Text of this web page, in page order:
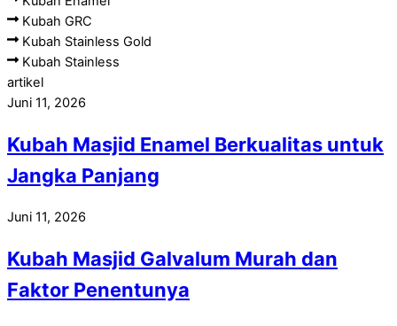
Kubah GRC
Kubah Stainless Gold
Kubah Stainless
artikel
Juni 11, 2026
Kubah Masjid Enamel Berkualitas untuk
Jangka Panjang
Juni 11, 2026
Kubah Masjid Galvalum Murah dan
Faktor Penentunya